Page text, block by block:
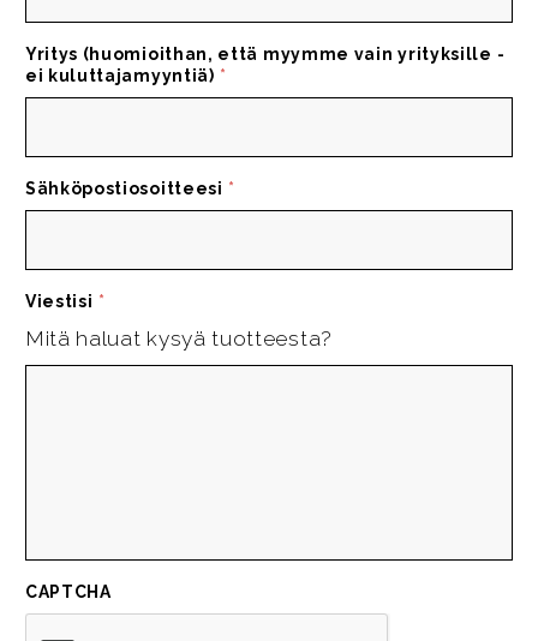
Yritys (huomioithan, että myymme vain yrityksille -
ei kuluttajamyyntiä) *
Sähköpostiosoitteesi *
Viestisi *
Mitä haluat kysyä tuotteesta?
CAPTCHA